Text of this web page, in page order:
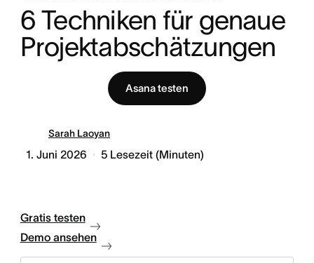
6 Techniken für genaue
Projektabschätzungen
Asana testen
Sarah Laoyan
1. Juni 2026 5 Lesezeit (Minuten)
Gratis testen
Demo ansehen